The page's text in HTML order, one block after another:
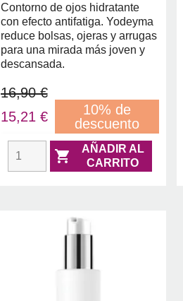
Contorno de ojos hidratante
con efecto antifatiga. Yodeyma
reduce bolsas, ojeras y arrugas
para una mirada más joven y
descansada.
16,90 €
15,21 €
10% de
descuento

AÑADIR AL
CARRITO